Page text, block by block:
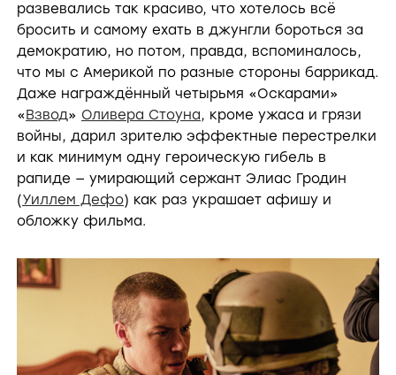
развевались так красиво, что хотелось всё
бросить и самому ехать в джунгли бороться за
демократию, но потом, правда, вспоминалось,
что мы с Америкой по разные стороны баррикад.
Даже награждённый четырьмя «Оскарами»
«Взвод» Оливера Стоуна, кроме ужаса и грязи
войны, дарил зрителю эффектные перестрелки
и как минимум одну героическую гибель в
рапиде — умирающий сержант Элиас Гродин
(Уиллем Дефо) как раз украшает афишу и
обложку фильма.